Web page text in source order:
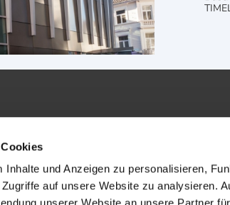
Inhalte und Anzeigen zu personalisieren,
auf unsere Website zu analysieren.